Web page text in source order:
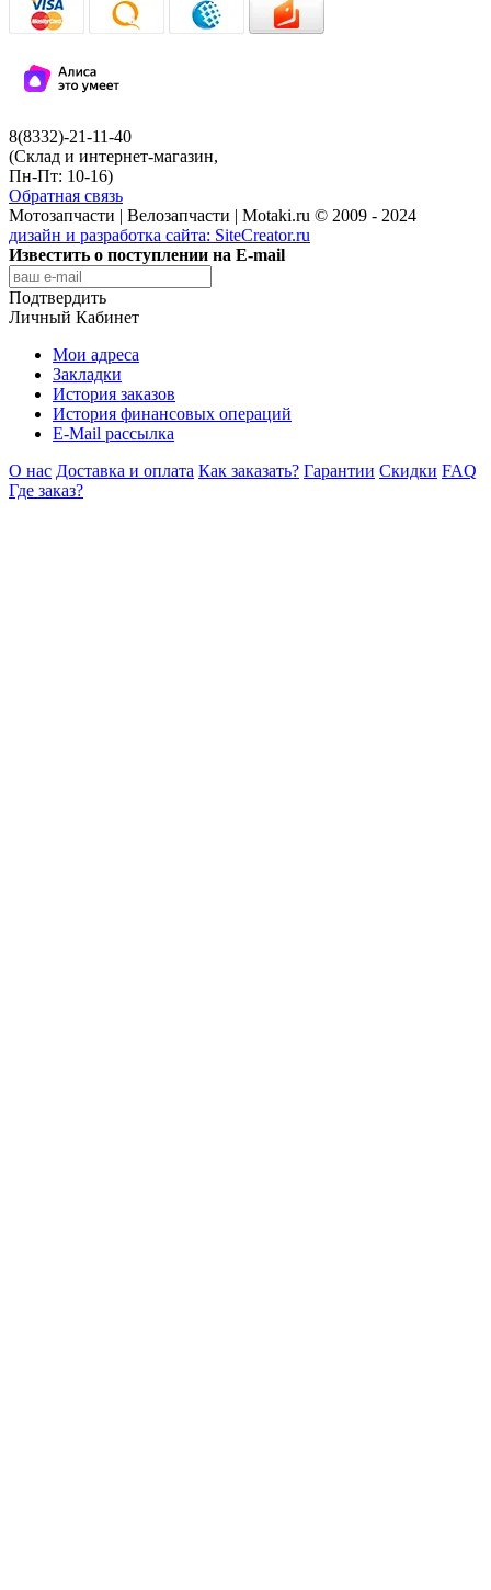
8(8332)-21-11-40
(Склад и интернет-магазин,
Пн-Пт: 10-16)
Обратная связь
Мотозапчасти | Велозапчасти | Motaki.ru © 2009 - 2024
дизайн и разработка сайта: SiteCreator.ru
Известить о поступлении на E-mail
Подтвердить
Личный Кабинет
Мои адреса
Закладки
История заказов
История финансовых операций
E-Mail рассылка
О нас Доставка и оплата Как заказать? Гарантии Скидки FAQ
Где заказ?